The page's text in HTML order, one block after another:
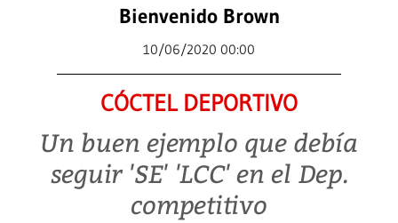
Bienvenido Brown
10/06/2020 00:00
CÓCTEL DEPORTIVO
Un buen ejemplo que debía
seguir 'SE' 'LCC' en el Dep.
competitivo